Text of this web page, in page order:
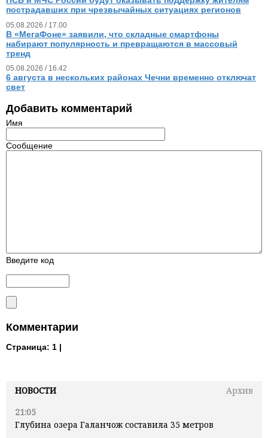
НОВОСТИ
Архив
21:05
Глубина озера Галанчож составила 35 метров
пострадавших при чрезвычайных ситуациях регионов
05.08.2026 / 17.00
В «МегаФоне» заявили, что складные смартфоны
набирают популярность и превращаются в массовый
тренд
05.08.2026 / 16.42
6 августа в нескольких районах Чечни временно отключат
свет
Добавить комментарий
Имя
Сообщение
Введите код
Комментарии
Страница: 1 |